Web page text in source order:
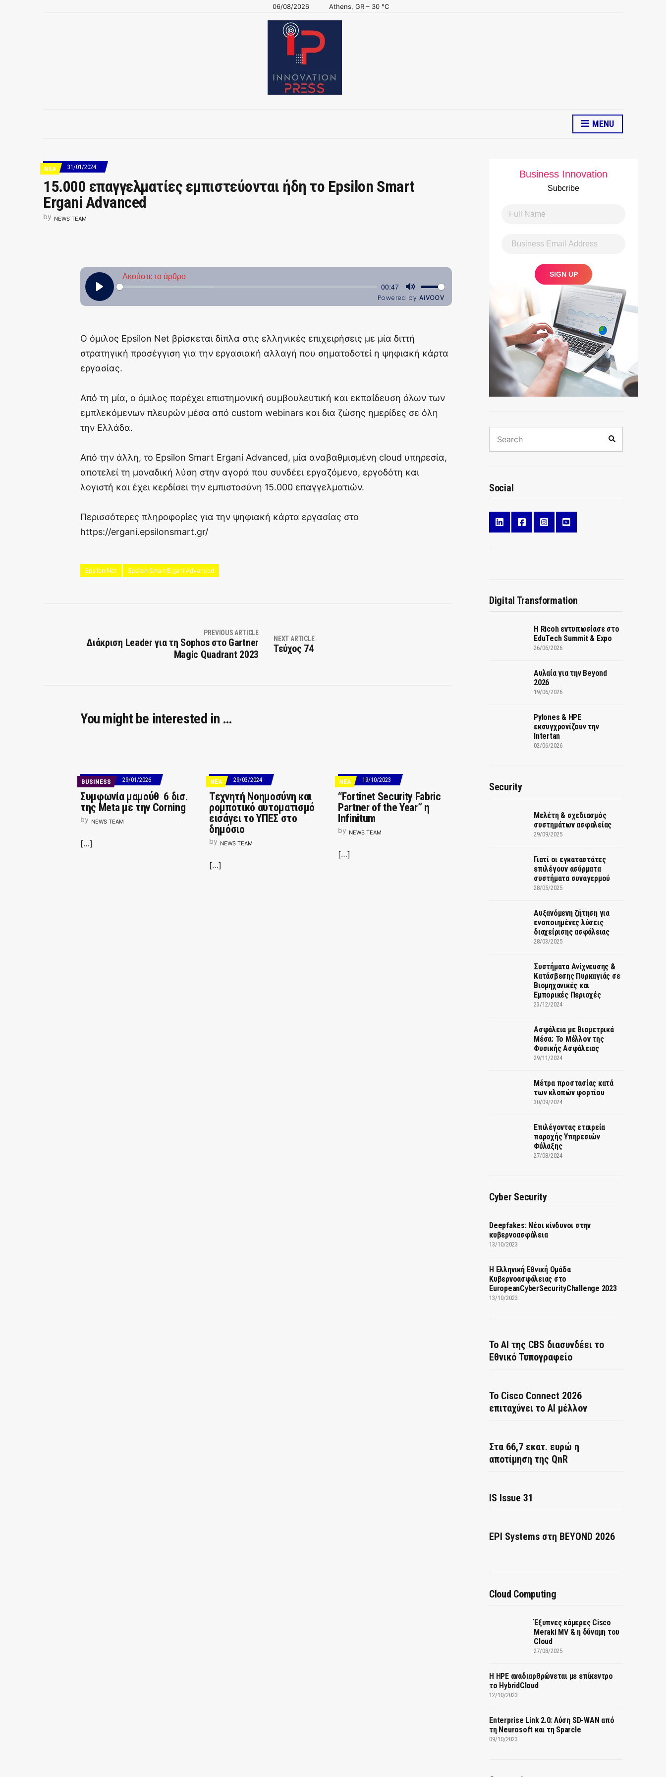
06/08/2026 Athens, GR – 30 C
MENU
ΝΕΑ 31/01/2024
15.000 επαγγελματίες εμπιστεύονται ήδη το Epsilon Smart
Ergani Advanced
by NEWS TEAM
Ο όμιλος Epsilon Net βρίσκεται δίπλα στις ελληνικές επιχειρήσεις με μία διττή
στρατηγική προσέγγιση για την εργασιακή αλλαγή που σηματοδοτεί η ψηφιακή κάρτα
εργασίας.
Από τη μία, ο όμιλος παρέχει επιστημονική συμβουλευτική και εκπαίδευση όλων των
εμπλεκόμενων πλευρών μέσα από custom webinars και δια ζώσης ημερίδες σε όλη
την Ελλάδα.
Από την άλλη, το Epsilon Smart Ergani Advanced, μία αναβαθμισμένη cloud υπηρεσία,
αποτελεί τη μοναδική λύση στην αγορά που συνδέει εργαζόμενο, εργοδότη και
λογιστή και έχει κερδίσει την εμπιστοσύνη 15.000 επαγγελματιών.
Περισσότερες πληροφορίες για την ψηφιακή κάρτα εργασίας στο
https://ergani.epsilonsmart.gr/
Epsilon Net Epsilon Smart Ergani Advanced
PREVIOUS ARTICLE
Διάκριση Leader για τη Sophos στο Gartner
Magic Quadrant 2023
NEXT ARTICLE
Τεύχος 74
You might be interested in …
BUSINESS 29/01/2026
Συμφωνία μαμούθ 6 δισ.
της Meta με την Corning
by NEWS TEAM
[…]
ΝΕΑ 29/03/2024
Τεχνητή Νοημοσύνη και
ρομποτικό αυτοματισμό
εισάγει το ΥΠΕΣ στο
δημόσιο
by NEWS TEAM
[…]
ΝΕΑ 19/10/2023
“Fortinet Security Fabric
Partner of the Year” η
Ιnfinitum
by NEWS TEAM
[…]
Business Innovation
Subcribe
for:
Social
Digital Transformation
Η Ricoh εντυπωσίασε στο
EduTech Summit & Expo
26/06/2026
Αυλαία για την Beyond
2026
19/06/2026
Pylones & HPE
εκσυγχρονίζουν την
Intertan
02/06/2026
Security
Μελέτη & σχεδιασμός
συστημάτων ασφαλείας
29/09/2025
Γιατί οι εγκαταστάτες
επιλέγουν ασύρματα
συστήματα συναγερμού
28/05/2025
Αυξανόμενη ζήτηση για
ενοποιημένες λύσεις
διαχείρισης ασφάλειας
28/03/2025
Συστήματα Ανίχνευσης &
Κατάσβεσης Πυρκαγιάς σε
Βιομηχανικές και
Εμπορικές Περιοχές
23/12/2024
Ασφάλεια με Βιομετρικά
Μέσα: Το Μέλλον της
Φυσικής Ασφάλειας
29/11/2024
Μέτρα προστασίας κατά
των κλοπών φορτίου
30/09/2024
Επιλέγοντας εταιρεία
παροχής Υπηρεσιών
Φύλαξης
27/08/2024
Cyber Security
Deepfakes: Νέοι κίνδυνοι στην
κυβερνοασφάλεια
13/10/2023
Η Ελληνική Εθνική Ομάδα
Κυβερνοασφάλειας στο
EuropeanCyberSecurityChallenge 2023
13/10/2023
Το AI της CBS διασυνδέει το
Εθνικό Τυπογραφείο
Το Cisco Connect 2026
επιταχύνει το AI μέλλον
Στα 66,7 εκατ. ευρώ η
αποτίμηση της QnR
IS Issue 31
EPI Systems στη BEYOND 2026
Cloud Computing
Έξυπνες κάμερες Cisco
Meraki MV & η δύναμη του
Cloud
27/08/2025
H HPE αναδιαρθρώνεται με επίκεντρο
το HybridCloud
12/10/2023
Enterprise Link 2.0: Λύση SD-WAN από
τη Neurosoft και τη Sparcle
09/10/2023